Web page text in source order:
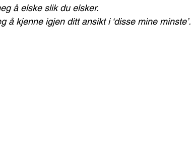
å elske slik du elsker.
å kjenne igjen ditt ansikt i ‘disse mine minste’.